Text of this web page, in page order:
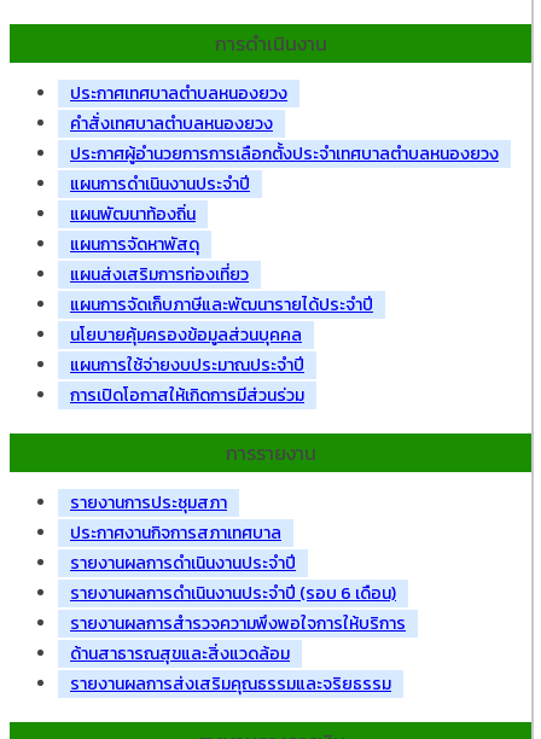
การดำเนินงาน
ประกาศเทศบาลตำบลหนองยวง
คำสั่งเทศบาลตำบลหนองยวง
ประกาศผู้อำนวยการการเลือกตั้งประจำเทศบาลตำบลหนองยวง
แผนการดำเนินงานประจำปี
แผนพัฒนาท้องถิ่น
แผนการจัดหาพัสดุ
แผนส่งเสริมการท่องเที่ยว
แผนการจัดเก็บภาษีและพัฒนารายได้ประจำปี
นโยบายคุ้มครองข้อมูลส่วนบุคคล
แผนการใช้จ่ายงบประมาณประจำปี
การเปิดโอกาสให้เกิดการมีส่วนร่วม
การรายงาน
รายงานการประชุมสภา
ประกาศงานกิจการสภาเทศบาล
รายงานผลการดำเนินงานประจำปี
รายงานผลการดำเนินงานประจำปี (รอบ 6 เดือน)
รายงานผลการสำรวจความพึงพอใจการให้บริการ
ด้านสาธารณสุขและสิ่งแวดล้อม
รายงานผลการส่งเสริมคุณธรรมและจริยธรรม